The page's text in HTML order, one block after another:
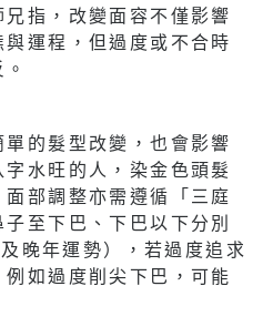
指，改變面容不僅影響
運程，但過度或不合時
的髮型改變，也會影響
水旺的人，染金色頭髮
部調整亦需遵循「三庭
至下巴、下巴以下分別
晚年運勢），若過度追求
如過度削尖下巴，可能